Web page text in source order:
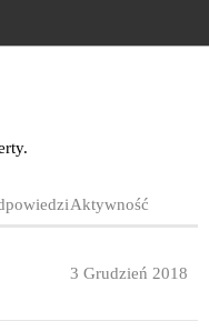
Aktywność
3 Grudzień 2018